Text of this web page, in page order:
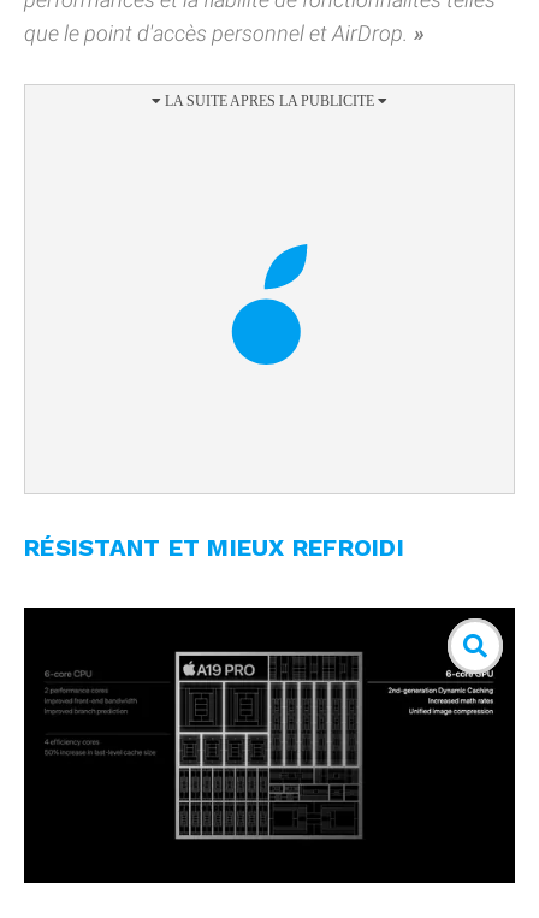
que le point d'accès personnel et AirDrop.
RÉSISTANT ET MIEUX REFROIDI